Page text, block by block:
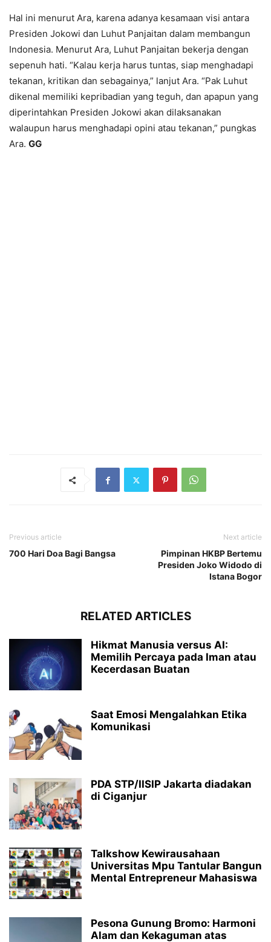
Hal ini menurut Ara, karena adanya kesamaan visi antara
Presiden Jokowi dan Luhut Panjaitan dalam membangun
Indonesia. Menurut Ara, Luhut Panjaitan bekerja dengan
sepenuh hati. “Kalau kerja harus tuntas, siap menghadapi
tekanan, kritikan dan sebagainya,” lanjut Ara. “Pak Luhut
dikenal memiliki kepribadian yang teguh, dan apapun yang
diperintahkan Presiden Jokowi akan dilaksanakan
walaupun harus menghadapi opini atau tekanan,” pungkas
Ara. GG
Previous article
700 Hari Doa Bagi Bangsa
Next article
Pimpinan HKBP Bertemu
Presiden Joko Widodo di
Istana Bogor
RELATED ARTICLES
Hikmat Manusia versus AI:
Memilih Percaya pada Iman atau
Kecerdasan Buatan
Saat Emosi Mengalahkan Etika
Komunikasi
PDA STP/IISIP Jakarta diadakan
di Ciganjur
Talkshow Kewirausahaan
Universitas Mpu Tantular Bangun
Mental Entrepreneur Mahasiswa
Pesona Gunung Bromo: Harmoni
Alam dan Kekaguman atas